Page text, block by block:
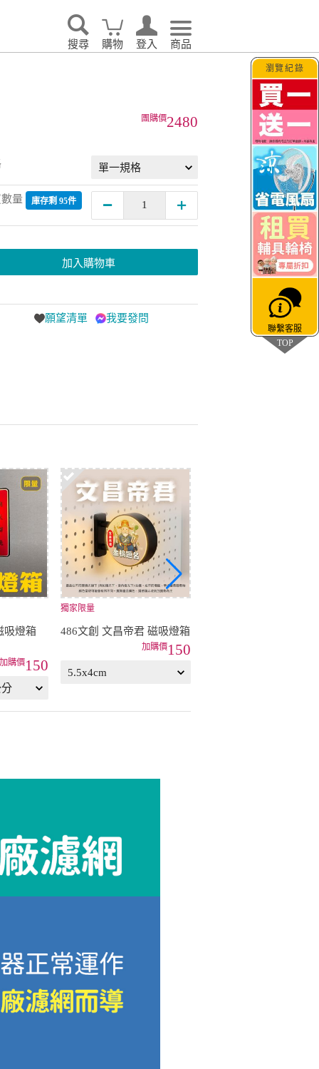
搜尋 購物 登入 商品
家電輕鬆租．LG家
2480
量 庫存剩 95件
加入購物車
願望清單 我要發問
吸燈箱
150
獨家限量
486文創 文昌帝君 磁吸燈箱
150
瀏覽紀錄
聯繫客服
TOP